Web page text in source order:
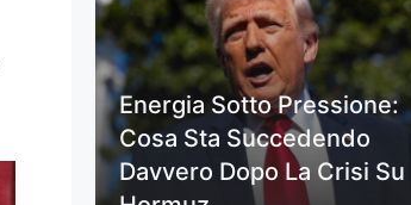
Energia Sotto Pressione:
Cosa Sta Succedendo
Davvero Dopo La Crisi Su